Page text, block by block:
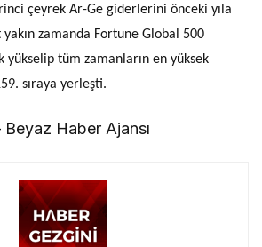
çeyrek Ar-Ge giderlerini önceki yıla
yakın zamanda Fortune Global 500
yükselip tüm zamanların en yüksek
sıraya yerleşti.
Haber Ajansı